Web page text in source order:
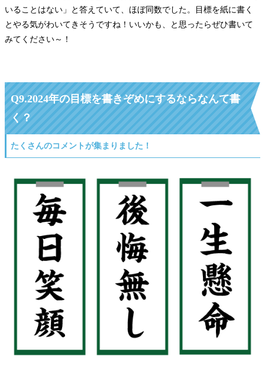
いることはない」と答えていて、ほぼ同数でした。目標を紙に書く
とやる気がわいてきそうですね！いいかも、と思ったらぜひ書いて
みてください～！
Q9.2024年の目標を書きぞめにするならなんて書
く？
たくさんのコメントが集まりました！